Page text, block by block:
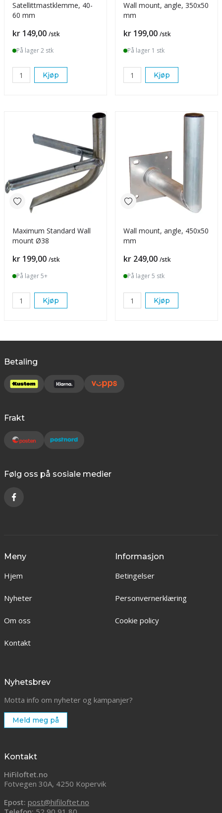
Satellittmastklemme, 40-
60 mm
Pris
kr 149,00 /stk
På lager 2 stk
Kjøp
Wall mount, angle, 350x50
mm
Pris
kr 199,00 /stk
På lager 1 stk
Kjøp
Maximum Standard Wall
mount Ø38
Pris
kr 199,00 /stk
På lager 5+
Kjøp
Wall mount, angle, 450x50
mm
Pris
kr 249,00 /stk
På lager 5 stk
Kjøp
Betaling
Frakt
Følg oss på sosiale medier
Meny
Hjem
Nyheter
Om oss
Kontakt
Informasjon
Betingelser
Personvernerklæring
Cookie policy
Nyhetsbrev
Motta info om nyheter og kampanjer?
Meld meg på
Kontakt
HiFiloftet.no
Fotvegen 30A, 4250 Kopervik
Epost: post@hifiloftet.no